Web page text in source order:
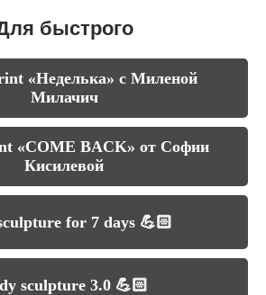
быстрого
«Неделька» с Миленой
Милачич
«COME BACK» от Софии
Кисилевой
for 7 days 💪🏻
sculpture 3.0 💪🏻